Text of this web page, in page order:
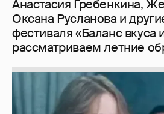
Неужели правда?